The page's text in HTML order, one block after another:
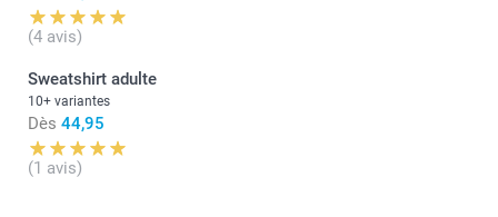
(4 avis)
Sweatshirt adulte
10+ variantes
Dès 44,95
(1 avis)